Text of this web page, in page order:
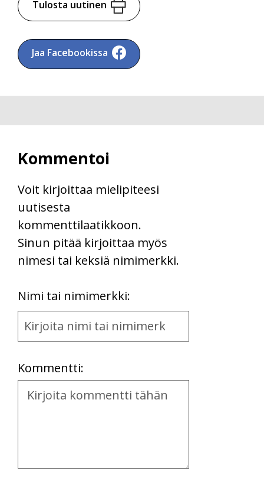
Tulosta uutinen
Jaa Facebookissa
Kommentoi
Voit kirjoittaa mielipiteesi
uutisesta
kommenttilaatikkoon.
Sinun pitää kirjoittaa myös
nimesi tai keksiä nimimerkki.
Nimi tai nimimerkki:
Name
and
Kommentti:
Kommentti